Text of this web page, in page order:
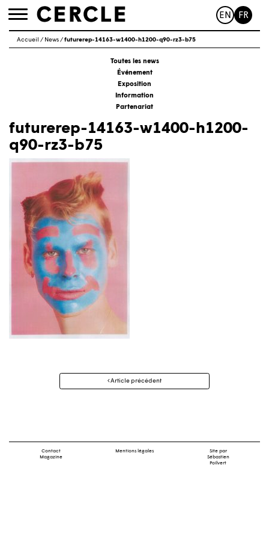
Toggle
EN FR
Accueil / News/futurerep-14163-w1400-h1200-q90-rz3-b75
Toutes les news
Événement
Exposition
Information
Partenariat
futurerep-14163-w1400-h1200-
q90-rz3-b75
Navigation
Article précédent
Contact
Magazine
Mentions légales
Site par
Sébastien
Poilvert